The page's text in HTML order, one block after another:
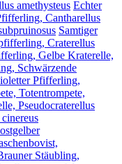
amethysteus Echter
Cantharellus
Samtiger
Craterellus
Gelbe Kraterelle,
Schwärzende
Pfifferling,
Totentrompete,
Pseudocraterellus
Stäubling,